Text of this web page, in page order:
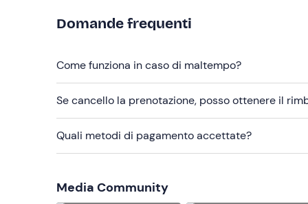
Domande frequenti
Come funziona in caso di maltempo?
Se cancello la prenotazione, posso ottenere il
Quali metodi di pagamento accettate?
Media Community